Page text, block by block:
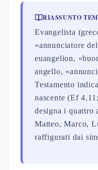
RIASSUNTO
Evangelista
«annunciatore
euangelion,
angello,
Testamento
nascente (Ef
designa i
Matteo, Marco,
raffigurati dai